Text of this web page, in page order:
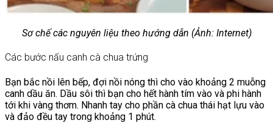
Sơ chế các nguyên liệu theo hướng dẫn (Ảnh: Internet)
Các bước nấu canh cà chua trứng
Bạn bắc nồi lên bếp, đợi nồi nóng thì cho vào khoảng 2 muỗng
canh dầu ăn. Dầu sôi thì bạn cho hết hành tím vào và phi hành
tới khi vàng thơm. Nhanh tay cho phần cà chua thái hạt lựu vào
và đảo đều tay trong khoảng 1 phút.